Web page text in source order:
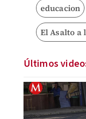
educacion
El Asalto a
Últimos